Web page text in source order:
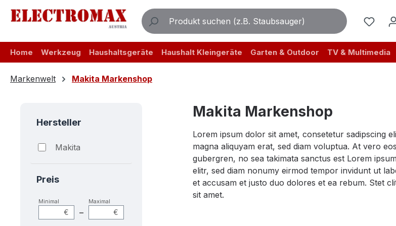
Hauptinhalt springen
Zur Suche springen
Zur Hauptnavigation springen
Home Werkzeug Haushaltsgeräte Haushalt Kleingeräte Garten & Outdoor TV & Multimedia
Markenwelt Makita Markenshop
Hersteller
Makita
Preis
Minimal
€ –
Maximal
€
Makita Markenshop
Lorem ipsum dolor sit amet, consetetur sadipscing
magna aliquyam erat, sed diam voluptua. At vero
gubergren, no sea takimata sanctus est Lorem
elitr, sed diam nonumy eirmod tempor invidunt ut
et accusam et justo duo dolores et ea rebum. Stet
sit amet.